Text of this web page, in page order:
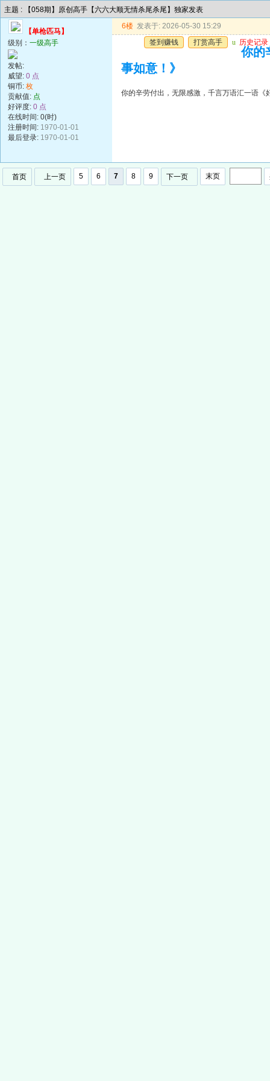
主题 : 【058期】原创高手【六六大顺无情杀尾杀尾】独家发表
【单枪匹马】
级别： 一级高手
发帖:
威望: 0 点
铜币: 枚
贡献值: 点
好评度: 0 点
在线时间: 0(时)
注册时间: 1970-01-01
最后登录: 1970-01-01
6楼 发表于: 2026-05-30 15:29
签到赚钱
打赏高手 u 历史记录
你的
事如意！》
你的辛劳付出，无限感激，千言万语汇一语《
首页 上一页 5 6 7 8 9 下一页 末页